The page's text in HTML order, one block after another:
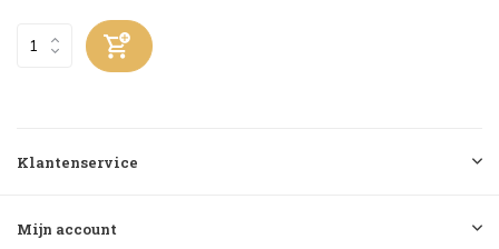
Klantenservice
Mijn account